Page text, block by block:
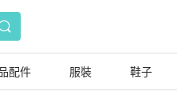
配件 服裝 鞋子